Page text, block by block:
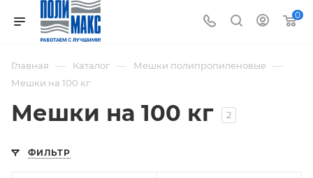
0
Главная — Каталог — Мешки полипропиленовые —
Мешки на 100 кг
Мешки на 100 кг 2
ФИЛЬТР